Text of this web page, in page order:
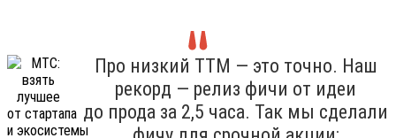
Про низкий TTM — это точно. Наш
рекорд — релиз фичи от идеи
до прода за 2,5 часа. Так мы сделали